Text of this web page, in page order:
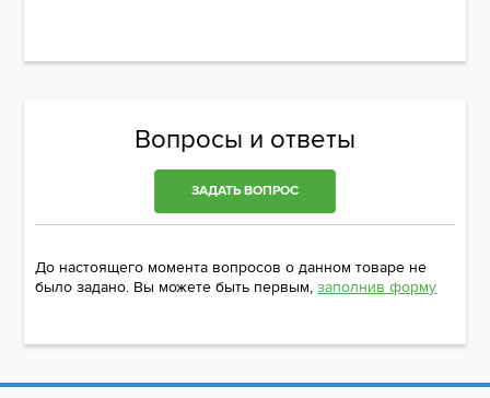
Вопросы и ответы
ЗАДАТЬ ВОПРОС
До настоящего момента вопросов о данном товаре не
было задано. Вы можете быть первым,заполнив форму